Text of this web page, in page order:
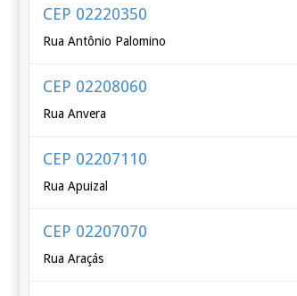
CEP 02220350
Rua Antônio Palomino
CEP 02208060
Rua Anvera
CEP 02207110
Rua Apuizal
CEP 02207070
Rua Araçás